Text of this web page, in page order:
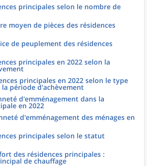
principales selon le nombre de
moyen de pièces des résidences
de peuplement des résidences
principales en 2022 selon la
principales en 2022 selon le type
période d'achèvement
d'emménagement dans la
en 2022
d'emménagement des ménages en
principales selon le statut
des résidences principales :
de chauffage